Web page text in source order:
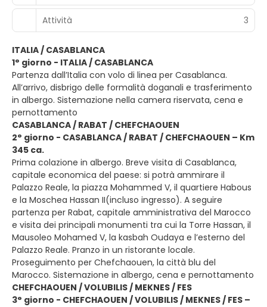
Attività 3
ITALIA / CASABLANCA
1° giorno - ITALIA / CASABLANCA
Partenza dall’Italia con volo di linea per Casablanca.
All’arrivo, disbrigo delle formalità doganali e trasferimento
in albergo. Sistemazione nella camera riservata, cena e
pernottamento
CASABLANCA / RABAT / CHEFCHAOUEN
2° giorno - CASABLANCA / RABAT / CHEFCHAOUEN – Km
345 ca.
Prima colazione in albergo. Breve visita di Casablanca,
capitale economica del paese: si potrà ammirare il
Palazzo Reale, la piazza Mohammed V, il quartiere Habous
e la Moschea Hassan II(incluso ingresso). A seguire
partenza per Rabat, capitale amministrativa del Marocco
e visita dei principali monumenti tra cui la Torre Hassan, il
Mausoleo Mohamed V, la kasbah Oudaya e l’esterno del
Palazzo Reale. Pranzo in un ristorante locale.
Proseguimento per Chefchaouen, la città blu del
Marocco. Sistemazione in albergo, cena e pernottamento
CHEFCHAOUEN / VOLUBILIS / MEKNES / FES
3° giorno - CHEFCHAOUEN / VOLUBILIS / MEKNES / FES –